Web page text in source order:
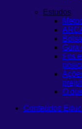
Estudos
Guia
Fiis
O
Conteúdos